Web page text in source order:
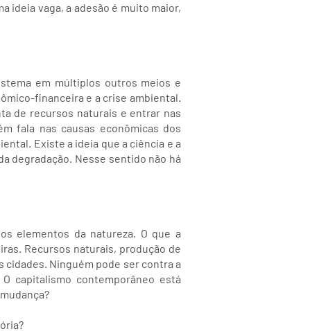
ideia vaga, a adesão é muito maior,
em múltiplos outros meios e
financeira e a crise ambiental.
de recursos naturais e entrar nas
fala nas causas econômicas dos
Existe a ideia que a ciência e a
degradação. Nesse sentido não há
elementos da natureza. O que a
Recursos naturais, produção de
Ninguém pode ser contra a
capitalismo contemporâneo está